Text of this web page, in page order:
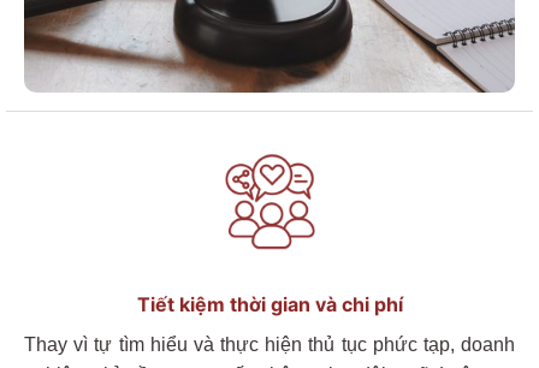
Tiết kiệm thời gian và chi phí
Thay vì tự tìm hiểu và thực hiện thủ tục phức tạp, doanh